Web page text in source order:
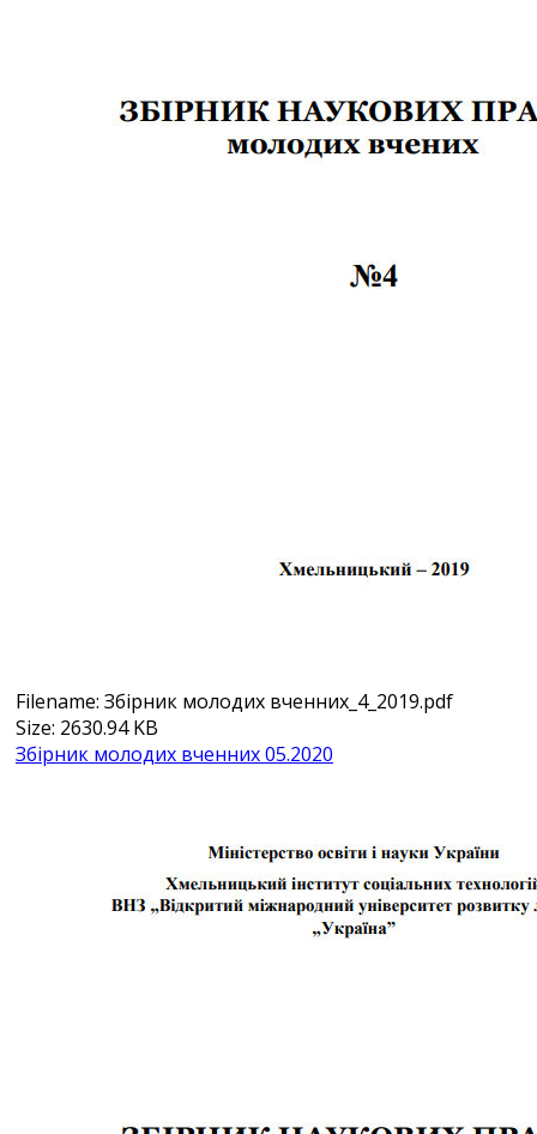
Filename: Збірник молодих вченних_4_2019.pdf
Size: 2630.94 KB
Збірник молодих вченних 05.2020